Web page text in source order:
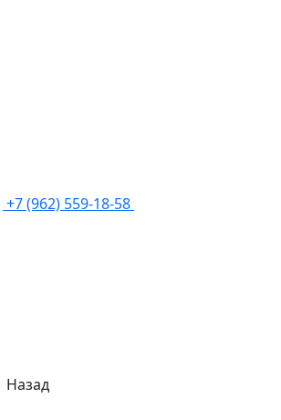
+7 (962) 559-18-58
Назад